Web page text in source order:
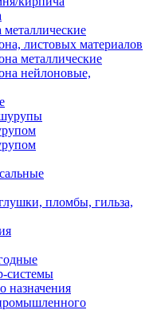
металлические
листовых материалов
металлические
нейлоновые,
пломбы, гильза,
системы
назначения